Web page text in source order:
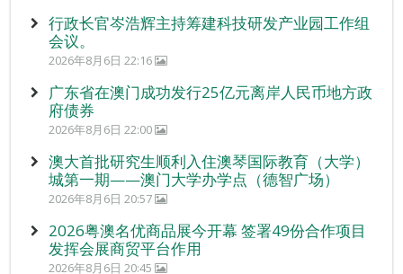
行政长官岑浩辉主持筹建科技研发产业园工作组
会议。
2026年8月6日 22:16
广东省在澳门成功发行25亿元离岸人民币地方政
府债券
2026年8月6日 22:00
澳大首批研究生顺利入住澳琴国际教育（大学）
城第一期——澳门大学办学点（德智广场）
2026年8月6日 20:57
2026粤澳名优商品展今开幕 签署49份合作项目
发挥会展商贸平台作用
2026年8月6日 20:45